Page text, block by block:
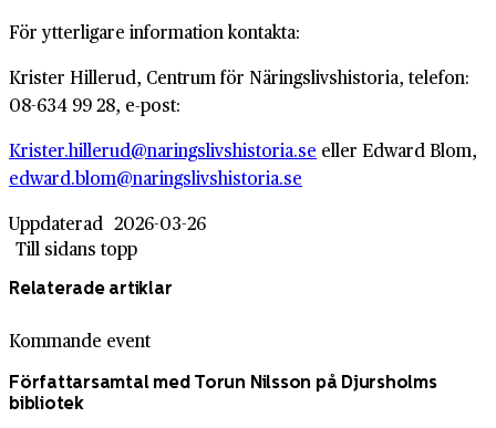
För ytterligare information kontakta:
Krister Hillerud, Centrum för Näringslivshistoria, telefon:
08-634 99 28, e-post:
Krister.hillerud@naringslivshistoria.se eller Edward Blom,
edward.blom@naringslivshistoria.se
Uppdaterad 2026-03-26
Till sidans topp
Relaterade artiklar
Kommande event
Författarsamtal med Torun Nilsson på Djursholms
bibliotek